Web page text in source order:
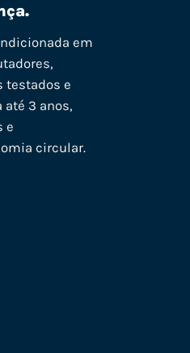
em
testados e
3 anos,
e
circular.